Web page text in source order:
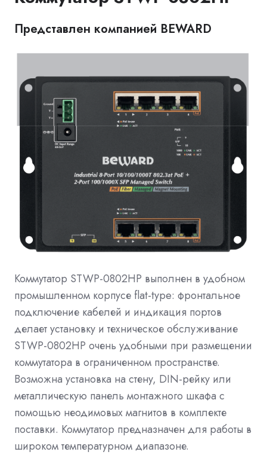
Представлен компанией BEWARD
Коммутатор STWP-0802HP выполнен в удобном
промышленном корпусе flat-type: фронтальное
подключение кабелей и индикация портов
делает установку и техническое обслуживание
STWP-0802HP очень удобными при размещении
коммутатора в ограниченном пространстве.
Возможна установка на стену, DIN-рейку или
металлическую панель монтажного шкафа с
помощью неодимовых магнитов в комплекте
поставки. Коммутатор предназначен для работы в
широком температурном диапазоне.